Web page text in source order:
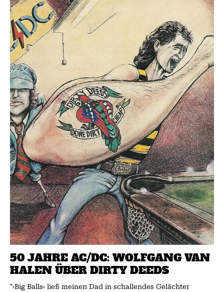
50 JAHRE AC/DC: WOLFGANG VAN
HALEN ÜBER DIRTY DEEDS
"›Big Balls‹ ließ meinen Dad in schallendes Gelächter